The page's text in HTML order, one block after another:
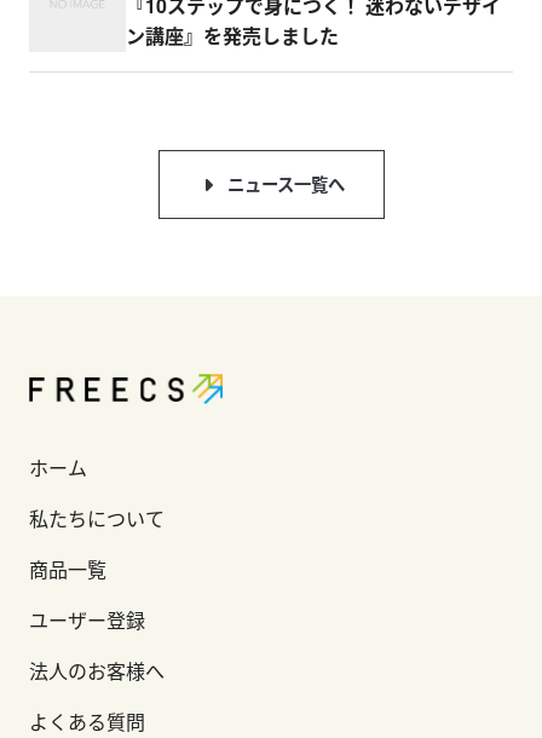
ン講座』を発売しました
ニュース一覧へ
ホーム
私たちについて
商品一覧
ユーザー登録
法人のお客様へ
よくある質問